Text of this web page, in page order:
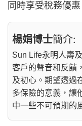
同時享受稅務優惠
楊娟博士簡介:
Sun Life永明人壽
客戶的聲音和反饋
及初心。期望透過
多保險的意義，讓
中一些不可預期的